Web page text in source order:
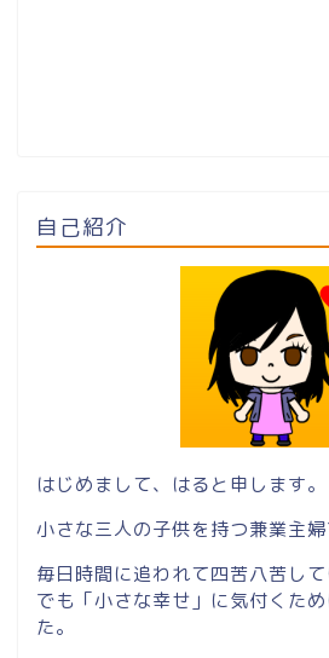
自己紹介
はじめまして、はると申します。
小さな三人の子供を持つ兼業主婦
毎日時間に追われて四苦八苦し
でも「小さな幸せ」に気付くた
た。